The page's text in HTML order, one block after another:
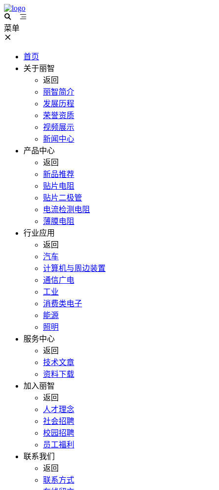
菜单
首页
关于丽智
返回
丽智简介
发展历程
荣誉资质
视频展示
新闻中心
产品中心
返回
新品推荐
贴片电阻
贴片二极管
电流检测电阻
薄膜电阻
行业应用
返回
汽车
计算机与周边装置
通信广电
工业
消费类电子
能源
照明
服务中心
返回
技术文章
资料下载
加入丽智
返回
人才理念
社会招聘
校园招聘
员工福利
联系我们
返回
联系方式